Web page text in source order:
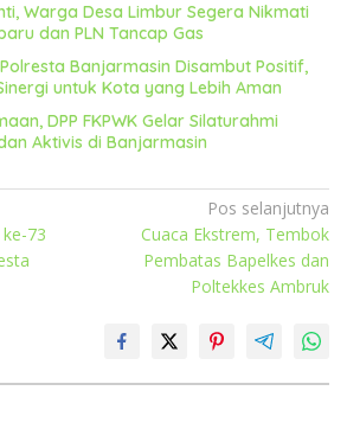
Warga Desa Limbur Segera Nikmati
dan PLN Tancap Gas
Banjarmasin Disambut Positif,
untuk Kota yang Lebih Aman
DPP FKPWK Gelar Silaturahmi
Aktivis di Banjarmasin
73
Pos selanjutnya
Cuaca Ekstrem, Tembok
Pembatas Bapelkes dan
Poltekkes Ambruk